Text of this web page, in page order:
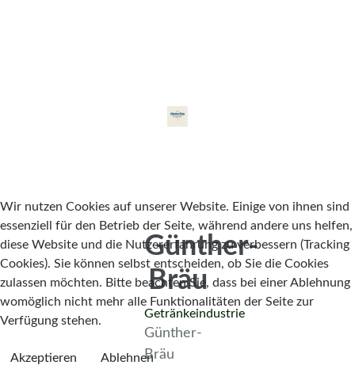
Günther-
Bräu
Getränkeindustrie
Günther-
Bräu
Wir nutzen Cookies auf unserer Website. Einige von ihnen sind
essenziell für den Betrieb der Seite, während andere uns helfen,
diese Website und die Nutzererfahrung zu verbessern (Tracking
Cookies). Sie können selbst entscheiden, ob Sie die Cookies
zulassen möchten. Bitte beachten Sie, dass bei einer Ablehnung
womöglich nicht mehr alle Funktionalitäten der Seite zur
Verfügung stehen.
Akzeptieren
Ablehnen